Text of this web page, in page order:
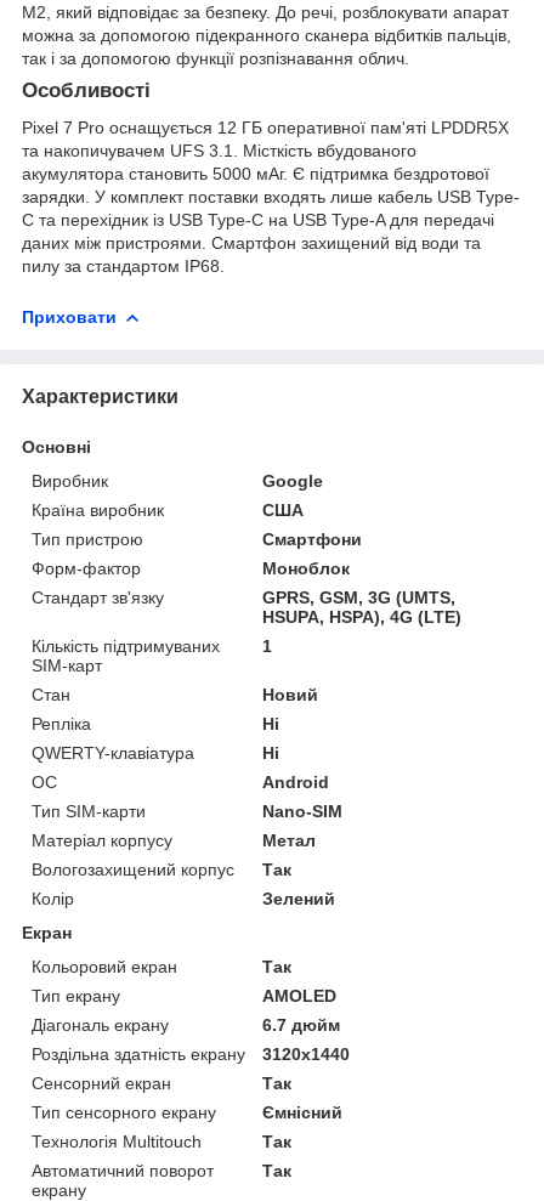
M2, який відповідає за безпеку. До речі, розблокувати апарат
можна за допомогою підекранного сканера відбитків пальців,
так і за допомогою функції розпізнавання облич.
Особливості
Pixel 7 Pro оснащується 12 ГБ оперативної пам'яті LPDDR5X
та накопичувачем UFS 3.1. Місткість вбудованого
акумулятора становить 5000 мАг. Є підтримка бездротової
зарядки. У комплект поставки входять лише кабель USB Type-
C та перехідник із USB Type-C на USB Type-A для передачі
даних між пристроями. Смартфон захищений від води та
пилу за стандартом IP68.
Приховати
Характеристики
Основні
Виробник
Google
Країна виробник
США
Тип пристрою
Смартфони
Форм-фактор
Моноблок
Стандарт зв'язку
GPRS, GSM, 3G (UMTS,
HSUPA, HSPA), 4G (LTE)
Кількість підтримуваних
SIM-карт
1
Стан
Новий
Репліка
Ні
QWERTY-клавіатура
Ні
ОС
Android
Тип SIM-карти
Nano-SIM
Матеріал корпусу
Метал
Вологозахищений корпус
Так
Колір
Зелений
Екран
Кольоровий екран
Так
Тип екрану
AMOLED
Діагональ екрану
6.7 дюйм
Роздільна здатність екрану
3120x1440
Сенсорний екран
Так
Тип сенсорного екрану
Ємнісний
Технологія Multitouch
Так
Автоматичний поворот
екрану
Так